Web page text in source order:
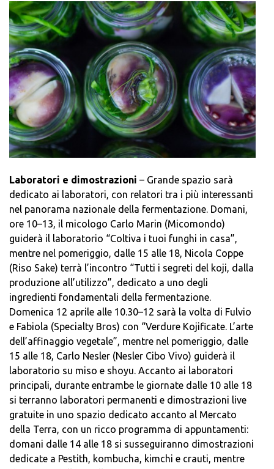
Laboratori e dimostrazioni – Grande spazio sarà
dedicato ai laboratori, con relatori tra i più interessanti
nel panorama nazionale della fermentazione. Domani,
ore 10–13, il micologo Carlo Marin (Micomondo)
guiderà il laboratorio “Coltiva i tuoi funghi in casa”,
mentre nel pomeriggio, dalle 15 alle 18, Nicola Coppe
(Riso Sake) terrà l’incontro “Tutti i segreti del koji, dalla
produzione all’utilizzo”, dedicato a uno degli
ingredienti fondamentali della fermentazione.
Domenica 12 aprile alle 10.30–12 sarà la volta di Fulvio
e Fabiola (Specialty Bros) con “Verdure Kojificate. L’arte
dell’affinaggio vegetale”, mentre nel pomeriggio, dalle
15 alle 18, Carlo Nesler (Nesler Cibo Vivo) guiderà il
laboratorio su miso e shoyu. Accanto ai laboratori
principali, durante entrambe le giornate dalle 10 alle 18
si terranno laboratori permanenti e dimostrazioni live
gratuite in uno spazio dedicato accanto al Mercato
della Terra, con un ricco programma di appuntamenti:
domani dalle 14 alle 18 si susseguiranno dimostrazioni
dedicate a Pestith, kombucha, kimchi e crauti, mentre